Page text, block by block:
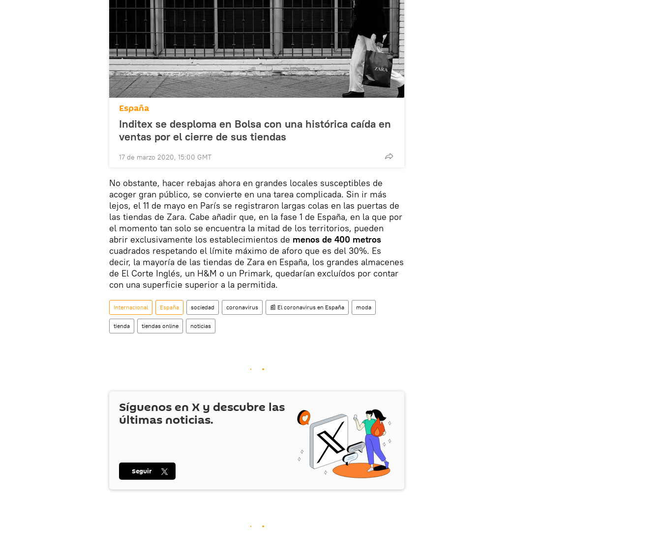
España
Inditex se desploma en Bolsa con una histórica caída en
ventas por el cierre de sus tiendas
17 de marzo 2020, 15:00 GMT
No obstante, hacer rebajas ahora en grandes locales susceptibles de
acoger gran público, se convierte en una tarea complicada. Sin ir más
lejos, el 11 de mayo en París se registraron largas colas en las puertas de
las tiendas de Zara. Cabe añadir que, en la fase 1 de España, en la que por
el momento tan solo se encuentra la mitad de los territorios, pueden
abrir exclusivamente los establecimientos de menos de 400 metros
cuadrados respetando el límite máximo de aforo que es del 30%. Es
decir, la mayoría de las tiendas de Zara en España, los grandes almacenes
de El Corte Inglés, un H&M o un Primark, quedarían excluídos por contar
con una superficie superior a la permitida.
Internacional España sociedad coronavirus 📰 El coronavirus en España moda
tienda tiendas online noticias
Síguenos en X y descubre las
últimas noticias.
Seguir